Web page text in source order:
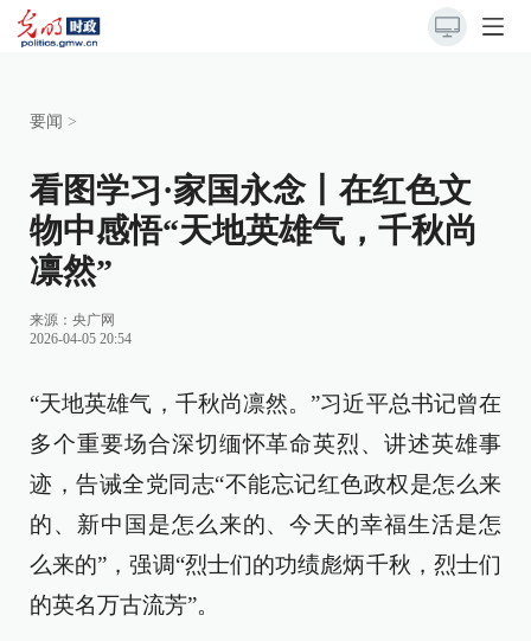
要闻 >
看图学习·家国永念丨在红色文
物中感悟“天地英雄气，千秋尚
凛然”
来源： 央广网
2026-04-05 20:54
“天地英雄气，千秋尚凛然。”习近平总书记曾在
多个重要场合深切缅怀革命英烈、讲述英雄事
迹，告诫全党同志“不能忘记红色政权是怎么来
的、新中国是怎么来的、今天的幸福生活是怎
么来的”，强调“烈士们的功绩彪炳千秋，烈士们
的英名万古流芳”。